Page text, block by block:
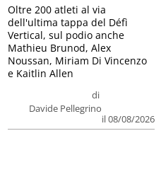
di
Davide Pellegrino
il 08/08/2026
Oltre 200 atleti al via
dell'ultima tappa del Défì
Vertical, sul podio anche
Mathieu Brunod, Alex
Noussan, Miriam Di Vincenzo
e Kaitlin Allen